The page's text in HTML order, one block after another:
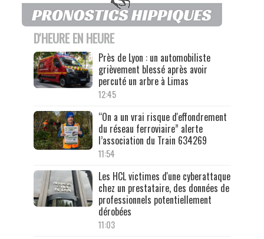
D'HEURE EN HEURE
Près de Lyon : un automobiliste
grièvement blessé après avoir
percuté un arbre à Limas
12:45
“On a un vrai risque d'effondrement
du réseau ferroviaire” alerte
l’association du Train 634269
11:54
Les HCL victimes d'une cyberattaque
chez un prestataire, des données de
professionnels potentiellement
dérobées
11:03